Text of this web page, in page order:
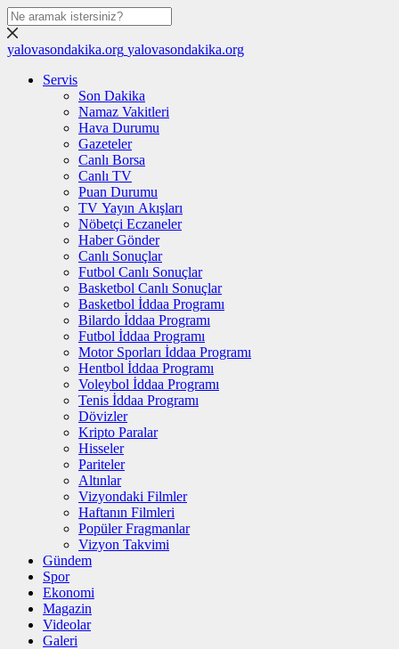
yalovasondakika.org yalovasondakika.org
Servis
Son Dakika
Namaz Vakitleri
Hava Durumu
Gazeteler
Canlı Borsa
Canlı TV
Puan Durumu
TV Yayın Akışları
Nöbetçi Eczaneler
Haber Gönder
Canlı Sonuçlar
Futbol Canlı Sonuçlar
Basketbol Canlı Sonuçlar
Basketbol İddaa Programı
Bilardo İddaa Programı
Futbol İddaa Programı
Motor Sporları İddaa Programı
Hentbol İddaa Programı
Voleybol İddaa Programı
Tenis İddaa Programı
Dövizler
Kripto Paralar
Hisseler
Pariteler
Altınlar
Vizyondaki Filmler
Haftanın Filmleri
Popüler Fragmanlar
Vizyon Takvimi
Gündem
Spor
Ekonomi
Magazin
Videolar
Galeri